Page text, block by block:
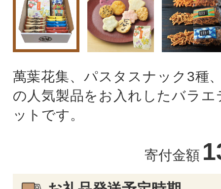
萬葉花集、パスタスナック3種
の人気製品をお入れしたバラエ
ットです。
寄付金額